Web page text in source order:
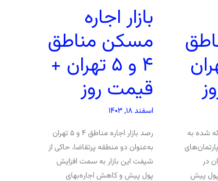
شده به
در
به پول پیش
بازار اجاره
مسکن مناطق
۴ و ۵ تهران +
قیمت روز
اسفند ۱۸, ۱۴۰۳
رصد بازار اجاره مناطق ۴ و ۵ تهران
به‌‌‌عنوان دو منطقه پرتقاضا، حاکی از
شیفت این بازار به سمت افزایش
پول پیش و کاهش اجاره‌‌‌بهای